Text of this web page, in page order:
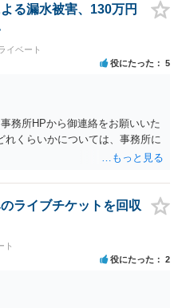
（訴状の記載内容から明らかな
に事前連絡し、引き続き訴訟も
志が明らかになったところで、
人に訴状の受領を促すこともあ
がないと、実際の本人性が明ら
２０万円の請求で代理人弁護士
住所は明らかにしないでしょ
の情報）から、相手の住所等の
思えます。 以上、ご参考まで。
る漏水被害、130万円
イベート
役にたった 5
務所HPから御連絡をお願いいた
くらいかについては、事務所に
ライブチケットを回収
ト
役にたった 2